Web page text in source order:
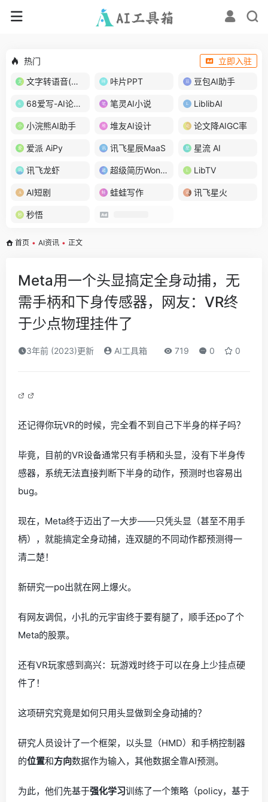
热门
立即入驻
文字转语音(琅琅配音)
咔片PPT 豆包AI助手
68爱写-AI论文写作 笔灵AI小说 LiblibAI
小浣熊AI助手 堆友AI设计 论文降AIGC率
爱派 AiPy 讯飞星辰MaaS 星流 AI
讯飞龙虾 超级简历WonderCV LibTV
AI短剧 蛙蛙写作 讯飞星火
秒悟
首页 • AI资讯 • 正文
Meta用一个头显搞定全身动捕，无
需手柄和下身传感器，网友：VR终
于少点物理挂件了
3年前 (2023)更新 AI工具箱 719 0 0
还记得你玩VR的时候，完全看不到自己下半身的样子吗？
毕竟，目前的VR设备通常只有手柄和头显，没有下半身传
感器，系统无法直接判断下半身的动作，预测时也容易出
bug。
现在，Meta终于迈出了一大步——只凭头显（甚至不用手
柄），就能搞定全身动捕，连双腿的不同动作都预测得一
清二楚！
新研究一po出就在网上爆火。
有网友调侃，小扎的元宇宙终于要有腿了，顺手还po了个
Meta的股票。
还有VR玩家感到高兴：玩游戏时终于可以在身上少挂点硬
件了！
这项研究究竟是如何只用头显做到全身动捕的？
研究人员设计了一个框架，以头显（HMD）和手柄控制器
的位置和方向数据作为输入，其他数据全靠AI预测。
为此，他们先基于强化学习训练了一个策略（policy，基于